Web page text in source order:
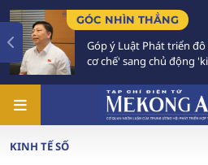
GÓC NHÌN THẲNG
Góp ý Luật Phát triển đô thị: Cần
cơ chế' sang chủ động 'kiến tạo cơ
KINH TẾ SỐ